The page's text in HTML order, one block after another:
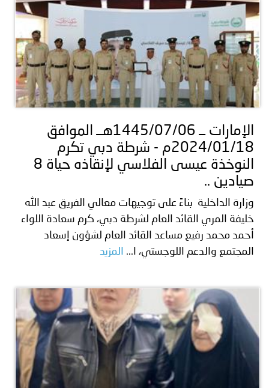
الإمارات ــ 1445/07/06هــ الموافق
2024/01/18م - شرطة دبي تكرم
النوخذة عيسى الفلاسي لإنقاذه حياة 8
صيادين ..
وزارة الداخلية بناءً على توجيهات معالي الفريق عبد الله
خليفة المري القائد العام لشرطة دبي، كرم سعادة اللواء
أحمد محمد رفيع مساعد القائد العام لشؤون إسعاد
المجتمع والدعم اللوجستي، ا...
المزيد